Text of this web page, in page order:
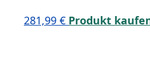
281,99 € Produkt